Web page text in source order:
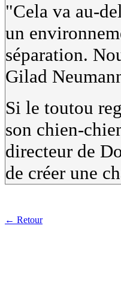
"Cela va au-
un
séparation.
Gilad
Si le toutou
son chien-
directeur de
de créer une
← Retour